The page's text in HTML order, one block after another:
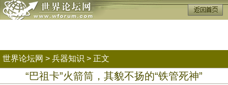
世界论坛网 > 兵器知识 > 正文
“巴祖卡”火箭筒，其貌不扬的“铁管死神”